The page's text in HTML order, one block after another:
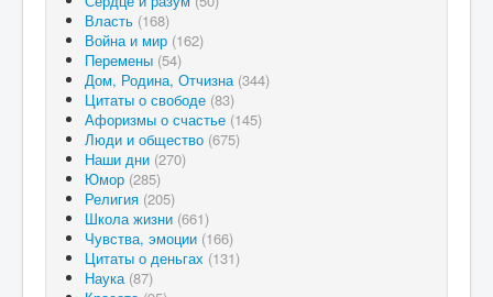
Власть (168)
Война и мир (162)
Перемены (54)
Дом, Родина, Отчизна (344)
Цитаты о свободе (83)
Афоризмы о счастье (145)
Люди и общество (675)
Наши дни (270)
Юмор (285)
Религия (205)
Школа жизни (661)
Чувства, эмоции (166)
Цитаты о деньгах (131)
Наука (87)